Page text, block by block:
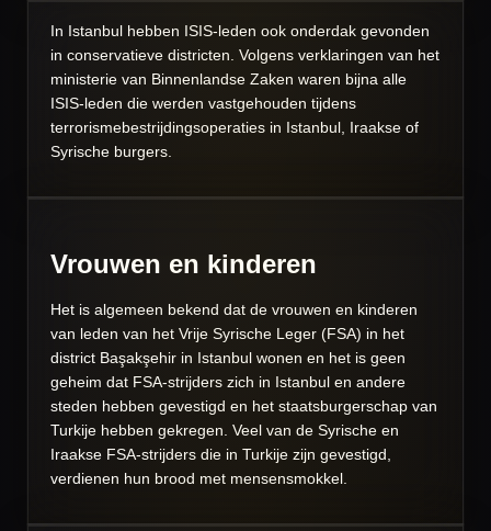
In Istanbul hebben ISIS-leden ook onderdak gevonden
in conservatieve districten. Volgens verklaringen van het
ministerie van Binnenlandse Zaken waren bijna alle
ISIS-leden die werden vastgehouden tijdens
terrorismebestrijdingsoperaties in Istanbul, Iraakse of
Syrische burgers.
Vrouwen en kinderen
Het is algemeen bekend dat de vrouwen en kinderen
van leden van het Vrije Syrische Leger (FSA) in het
district Başakşehir in Istanbul wonen en het is geen
geheim dat FSA-strijders zich in Istanbul en andere
steden hebben gevestigd en het staatsburgerschap van
Turkije hebben gekregen. Veel van de Syrische en
Iraakse FSA-strijders die in Turkije zijn gevestigd,
verdienen hun brood met mensensmokkel.